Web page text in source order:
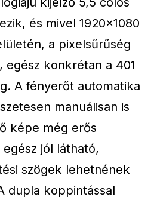
és mivel 1920×1080
a pixelsűrűség
egész konkrétan a 401
A fényerőt automatika
manuálisan is
képe még erős
jól látható,
szögek lehetnének
dupla koppintással